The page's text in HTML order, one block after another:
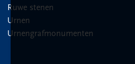
Ruwe stenen
Urnen
Urnengrafmonumenten